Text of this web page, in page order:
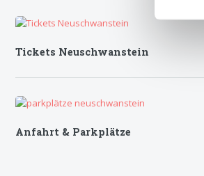
Tickets Neuschwanstein
Anfahrt & Parkplätze